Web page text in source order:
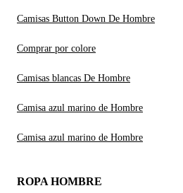
Camisas Button Down De Hombre
Comprar por colore
Camisas blancas De Hombre
Camisa azul marino de Hombre
Camisa azul marino de Hombre
ROPA HOMBRE